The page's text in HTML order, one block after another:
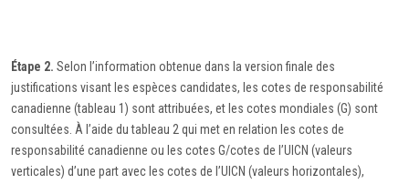
Étape 2. Selon l’information obtenue dans la version finale des
justifications visant les espèces candidates, les cotes de responsabilité
canadienne (tableau 1) sont attribuées, et les cotes mondiales (G) sont
consultées. À l’aide du tableau 2 qui met en relation les cotes de
responsabilité canadienne ou les cotes G/cotes de l’UICN (valeurs
verticales) d’une part avec les cotes de l’UICN (valeurs horizontales),